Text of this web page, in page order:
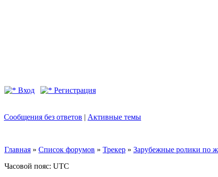
Вход Регистрация
Сообщения без ответов | Активные темы
Главная » Список форумов » Трекер » Зарубежные ролики по
Часовой пояс: UTC